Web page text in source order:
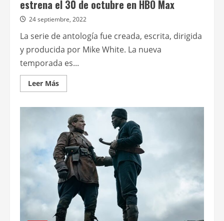
estrena el 30 de octubre en HBO Max
24 septiembre, 2022
La serie de antología fue creada, escrita, dirigida
y producida por Mike White. La nueva
temporada es...
Leer MásLeer
más
segunda
entrega
de
The
White
Lotus
se
estrena
el
30
de
octubre
en
HBO
Max